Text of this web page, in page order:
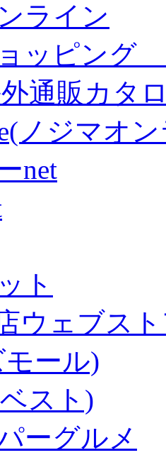
ライン
ッピング
通販カタ
ノジマオ
net
ト
ウェブス
モール)
スト)
ーグルメ